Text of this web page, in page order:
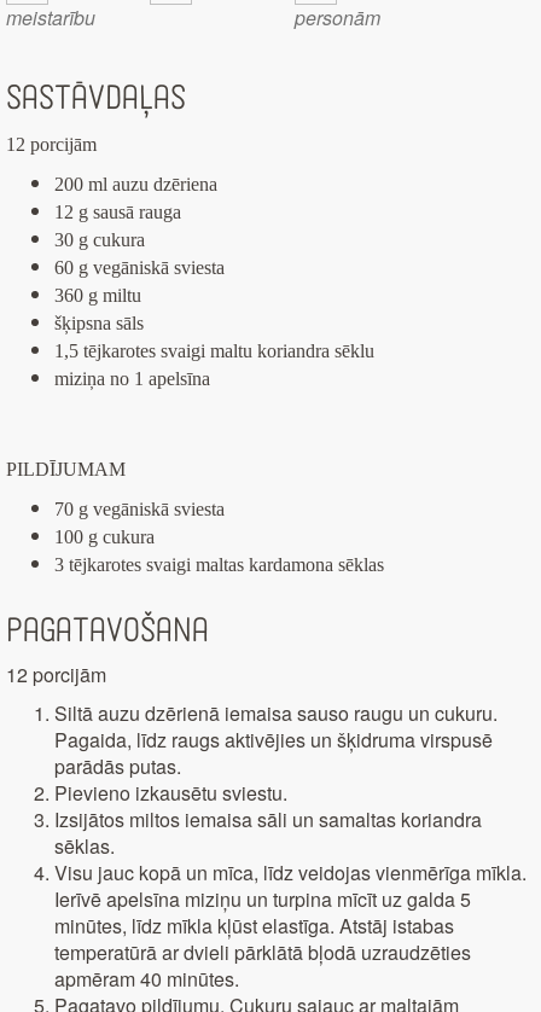
meistarību
personām
Sastāvdaļas
12 porcijām
200 ml auzu dzēriena
12 g sausā rauga
30 g cukura
60 g vegāniskā sviesta
360 g miltu
šķipsna sāls
1,5 tējkarotes svaigi maltu koriandra sēklu
miziņa no 1 apelsīna
PILDĪJUMAM
70 g vegāniskā sviesta
100 g cukura
3 tējkarotes svaigi maltas kardamona sēklas
Pagatavošana
12 porcijām
Siltā auzu dzērienā iemaisa sauso raugu un cukuru.
Pagaida, līdz raugs aktivējies un šķidruma virspusē
parādās putas.
Pievieno izkausētu sviestu.
Izsijātos miltos iemaisa sāli un samaltas koriandra
sēklas.
Visu jauc kopā un mīca, līdz veidojas vienmērīga mīkla.
Ierīvē apelsīna miziņu un turpina mīcīt uz galda 5
minūtes, līdz mīkla kļūst elastīga. Atstāj istabas
temperatūrā ar dvieli pārklātā bļodā uzraudzēties
apmēram 40 minūtes.
Pagatavo pildījumu. Cukuru sajauc ar maltajām